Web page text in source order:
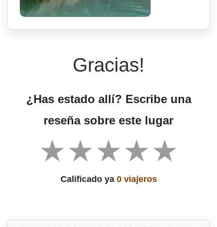
Gracias!
¿Has estado allí? Escribe una
reseña sobre este lugar
Calificado ya 0 viajeros